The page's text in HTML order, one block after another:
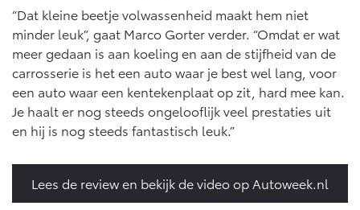
Vanaf € 76.695,-
ELEKTRISCH
Vanaf € 27.945,-
OOK ALS BATTERIJ-
ELEKTRISCH
BATTERIJ-ELEKTRISCH
“Dat kleine beetje volwassenheid maakt hem niet
minder leuk”, gaat Marco Gorter verder. “Omdat er wat
meer gedaan is aan koeling en aan de stijfheid van de
carrosserie is het een auto waar je best wel lang, voor
een auto waar een kentekenplaat op zit, hard mee kan.
Je haalt er nog steeds ongelooflijk veel prestaties uit
en hij is nog steeds fantastisch leuk.”
Lees de review en bekijk de video op Autoweek.nl